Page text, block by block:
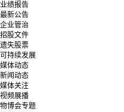
业绩报告
最新公告
企业管治
招股文件
遗失股票
可持续发展
媒体动态
新闻动态
媒体关注
视频展播
物博会专题